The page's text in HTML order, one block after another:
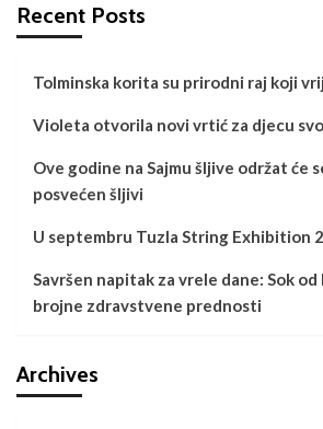
Recent Posts
Tolminska korita su prirodni raj koji
Violeta otvorila novi vrtić za djecu
Ove godine na Sajmu šljive održat će
posvećen šljivi
U septembru Tuzla String Exhibition
Savršen napitak za vrele dane: Sok
brojne zdravstvene prednosti
Archives